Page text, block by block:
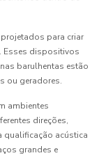
para criar
Esses dispositivos
barulhentas estão
ou geradores.
ambientes
direções,
qualificação acústica
grandes e